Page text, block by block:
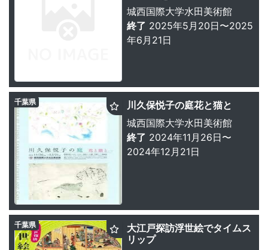
城西国際大学水田美術館
終了 2025年5月20日〜2025
年6月21日
川久保悦子の庭花と猫と
城西国際大学水田美術館
終了 2024年11月26日〜
2024年12月21日
千葉県
大江戸探訪浮世絵でタイムス
リップ
千葉県